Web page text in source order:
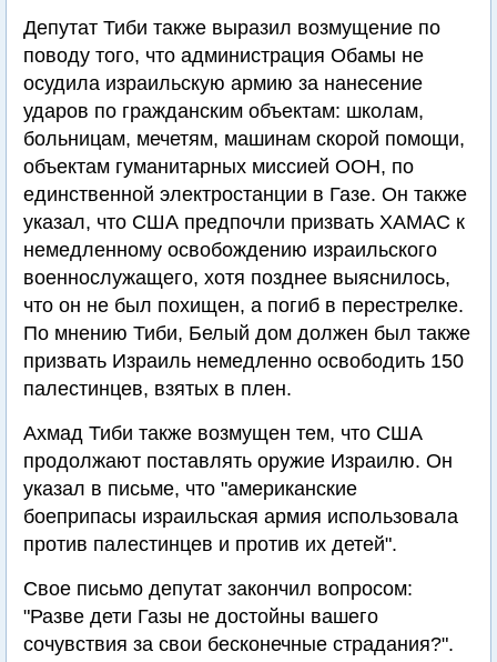
Депутат Тиби также выразил возмущение по
поводу того, что администрация Обамы не
осудила израильскую армию за нанесение
ударов по гражданским объектам: школам,
больницам, мечетям, машинам скорой помощи,
объектам гуманитарных миссией ООН, по
единственной электростанции в Газе. Он также
указал, что США предпочли призвать ХАМАС к
немедленному освобождению израильского
военнослужащего, хотя позднее выяснилось,
что он не был похищен, а погиб в перестрелке.
По мнению Тиби, Белый дом должен был также
призвать Израиль немедленно освободить 150
палестинцев, взятых в плен.
Ахмад Тиби также возмущен тем, что США
продолжают поставлять оружие Израилю. Он
указал в письме, что "американские
боеприпасы израильская армия использовала
против палестинцев и против их детей".
Свое письмо депутат закончил вопросом:
"Разве дети Газы не достойны вашего
сочувствия за свои бесконечные страдания?".